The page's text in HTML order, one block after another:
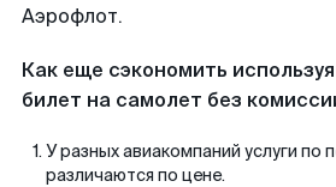
Аэрофлот.
Как еще сэкономить
билет на самолет без
У разных авиакомпаний услуги по
различаются по цене.